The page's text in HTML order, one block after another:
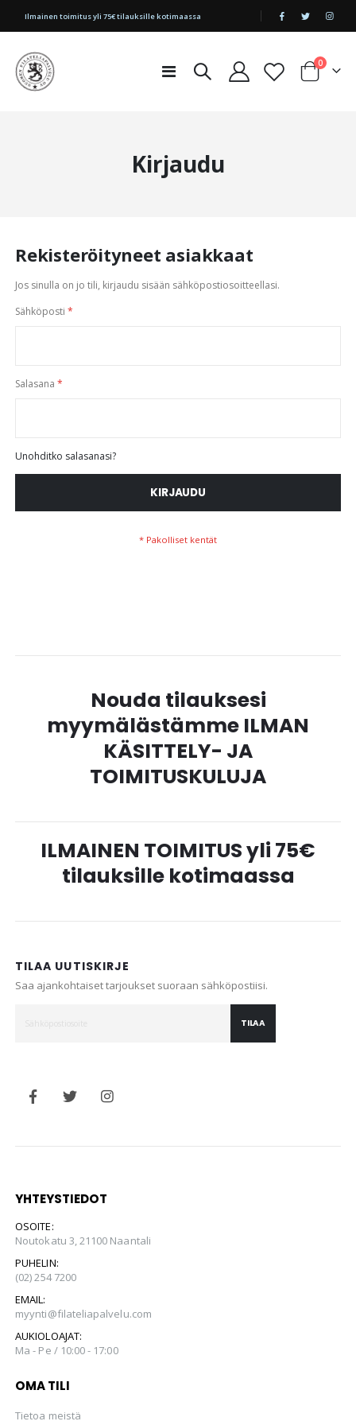
|
Ilmainen toimitus yli 75€ tilauksille kotimaassa
Toggle
Cart
0tuotetta
Kirjaudu
Rekisteröityneet asiakkaat
Jos sinulla on jo tili, kirjaudu sisään sähköpostiosoitteellasi.
Sähköposti
Salasana
Unohditko salasanasi?
KIRJAUDU
Nouda tilauksesi
myymälästämme ILMAN
KÄSITTELY- JA
TOIMITUSKULUJA
ILMAINEN TOIMITUS yli 75€
tilauksille kotimaassa
TILAA UUTISKIRJE
Saa ajankohtaiset tarjoukset suoraan sähköpostiisi.
TILAA
YHTEYSTIEDOT
OSOITE:
Noutokatu 3, 21100 Naantali
PUHELIN:
(02) 254 7200
EMAIL:
myynti@filateliapalvelu.com
AUKIOLOAJAT:
Ma - Pe / 10:00 - 17:00
OMA TILI
Tietoa meistä